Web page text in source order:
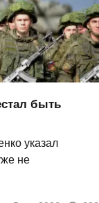
быть
указал
не